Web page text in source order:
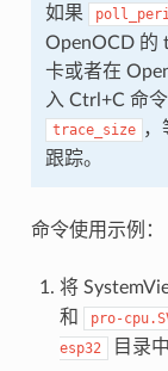
如果
OpenOCD 的
卡或者在
入 Ctrl+C 命
trace_size ，
跟踪。
命令使用示例：
将
和 pro-
esp32
目录中